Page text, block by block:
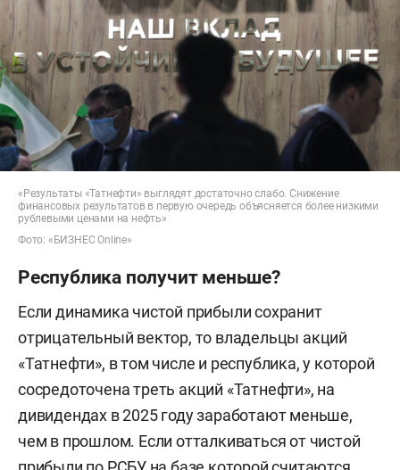
«Результаты «Татнефти» выглядят достаточно слабо. Снижение
финансовых результатов в первую очередь объясняется более низкими
рублевыми ценами на нефть»
Фото: «БИЗНЕС Online»
Республика получит меньше?
Если динамика чистой прибыли сохранит
отрицательный вектор, то владельцы акций
«Татнефти», в том числе и республика, у которой
сосредоточена треть акций «Татнефти», на
дивидендах в 2025 году заработают меньше,
чем в прошлом. Если отталкиваться от чистой